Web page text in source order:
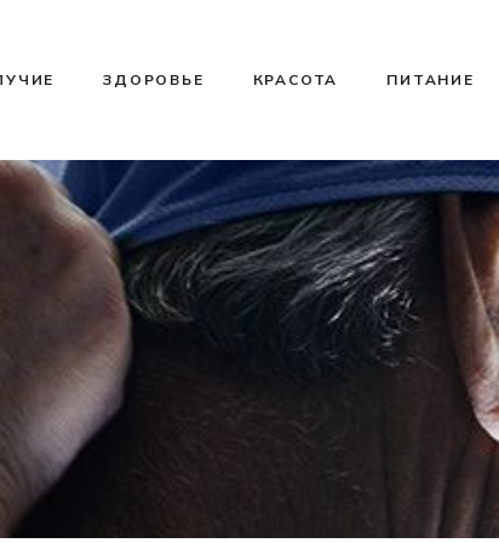
ЗДОРОВЬЕ КРАСОТА ПИТАНИЕ